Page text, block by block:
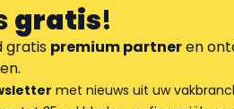
gratis!
gratis premium partneren
met nieuws uit uw